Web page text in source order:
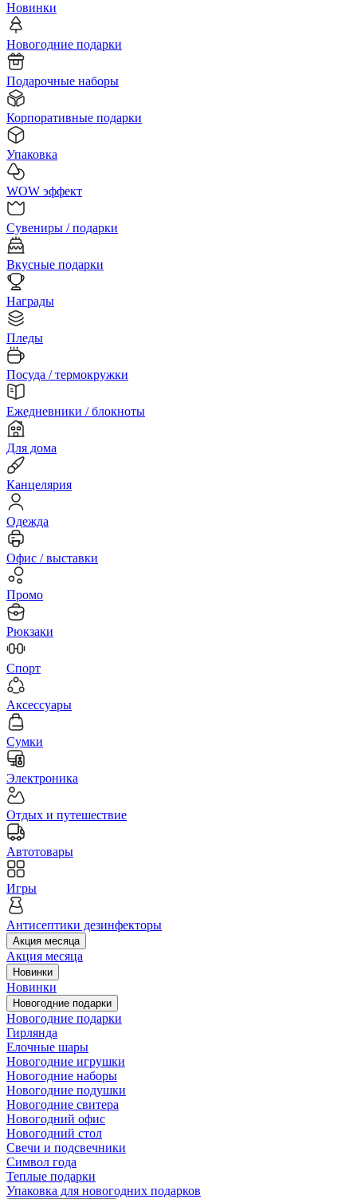
Новинки
Новогодние подарки
Подарочные наборы
Корпоративные подарки
Упаковка
WOW эффект
Сувениры / подарки
Вкусные подарки
Награды
Пледы
Посуда / термокружки
Ежедневники / блокноты
Для дома
Канцелярия
Одежда
Офис / выставки
Промо
Рюкзаки
Спорт
Аксессуары
Сумки
Электроника
Отдых и путешествие
Автотовары
Игры
Антисептики дезинфекторы
Акция месяца
Акция месяца
Новинки
Новинки
Новогодние подарки
Новогодние подарки
Гирлянда
Елочные шары
Новогодние игрушки
Новогодние наборы
Новогодние подушки
Новогодние свитера
Новогодний офис
Новогодний стол
Свечи и подсвечники
Символ года
Теплые подарки
Упаковка для новогодних подарков